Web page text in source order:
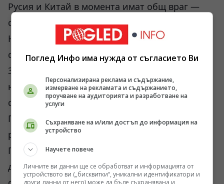
Русия и Китай в момента имат общ враг —
санкционния и финансов натиск на Запада.
Но това не означава, че интересите им
съвпадат напълно. Китай мисли в цикли от
30–40 години. Русия мисли в цикли на военен
натиск и непосредствено оцеляване. Това
създава различна скорост.
Пекин иска стабилност. Москва вече живее в
режим на постоянна конфронтация.
Газопроводът „Силата на Сибир 2“ е най-
добрият пример. Financial Times правилно
Поглед Инфо има нужда от съгласието Ви
Персонализирана реклама и съдържание,
измерване на рекламата и съдържанието,
проучване на аудиторията и разработване на
услуги
Съхраняване на и/или достъп до информация на
устройство
Научете повече
Личните ви данни ще се обработват и информацията от
устройството ви („бисквитки“, уникални идентификатори и
други данни от него) може да бъде съхранявана и